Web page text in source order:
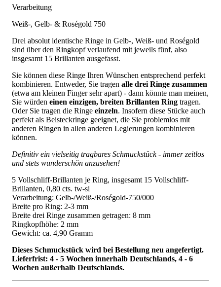
Verarbeitung
Weiß-, Gelb- & Roségold 750
Drei absolut identische Ringe in Gelb-, Weiß- und Roségold
sind über den Ringkopf verlaufend mit jeweils fünf, also
insgesamt 15 Brillanten ausgefasst.
Sie können diese Ringe Ihren Wünschen entsprechend perfekt
kombinieren. Entweder, Sie tragen alle drei Ringe zusammen
(etwa am kleinen Finger sehr apart) - dann könnte man meinen,
Sie würden einen einzigen, breiten Brillanten Ring tragen.
Oder Sie tragen die Ringe einzeln. Insofern diese Stücke auch
perfekt als Beisteckringe geeignet, die Sie problemlos mit
anderen Ringen in allen anderen Legierungen kombinieren
können.
Definitiv ein vielseitig tragbares Schmuckstück - immer zeitlos
und stets wunderschön anzusehen!
5 Vollschliff-Brillanten je Ring, insgesamt 15 Vollschliff-
Brillanten, 0,80 cts. tw-si
Verarbeitung: Gelb-/Weiß-/Roségold-750/000
Breite pro Ring: 2-3 mm
Breite drei Ringe zusammen getragen: 8 mm
Ringkopfhöhe: 2 mm
Gewicht: ca. 4,90 Gramm
Dieses Schmuckstück wird bei Bestellung neu angefertigt.
Lieferfrist: 4 - 5 Wochen innerhalb Deutschlands, 4 - 6
Wochen außerhalb Deutschlands.